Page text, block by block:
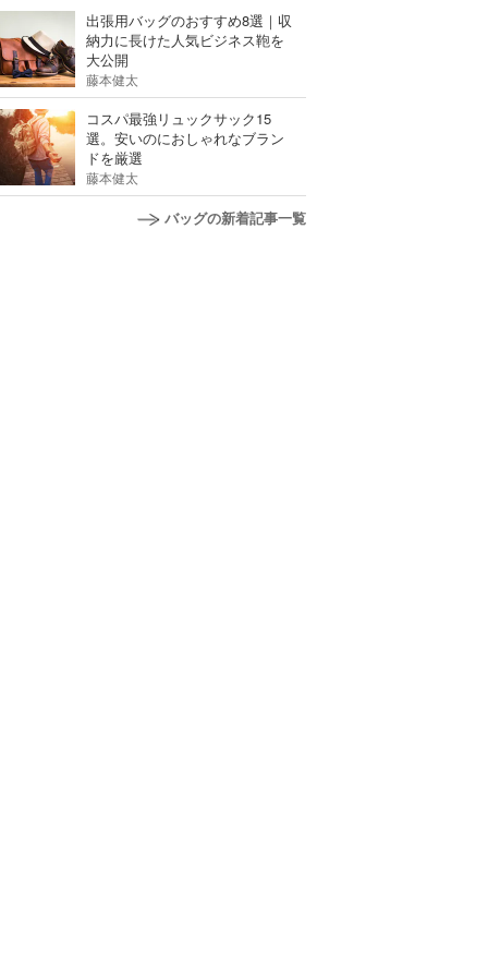
出張用バッグのおすすめ8選｜収
納力に長けた人気ビジネス鞄を
大公開
藤本健太
コスパ最強リュックサック15
選。安いのにおしゃれなブラン
ドを厳選
藤本健太
バッグの新着記事一覧